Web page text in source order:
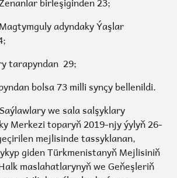
adyndaky Ýaşlar
tarapyndan 29;
bolsa 73 milli synçy bellenildi.
we sala salşyklary
Merkezi toparyň 2019-njy ýylyň 26-
mejlisinde tassyklanan,
giden Türkmenistanyň Mejlisiniň
maslahatlarynyň we Geňeşleriň